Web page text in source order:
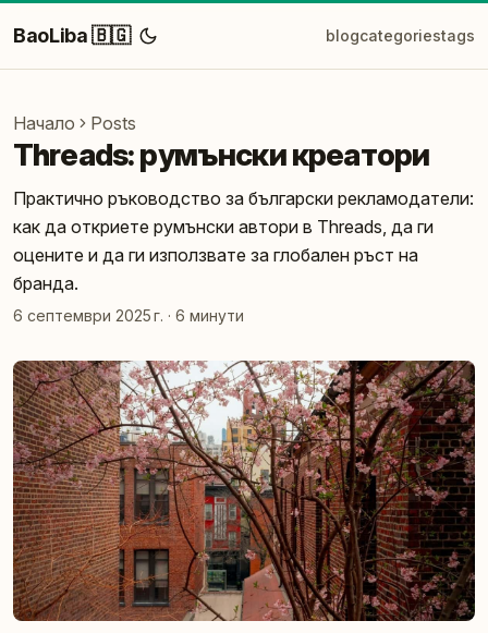
BaoLiba 🇧🇬 blogcategoriestags
Начало Posts
Threads: румънски креатори
Практично ръководство за български рекламодатели:
как да откриете румънски автори в Threads, да ги
оцените и да ги използвате за глобален ръст на
бранда.
6 септември 2025 г. · 6 минути